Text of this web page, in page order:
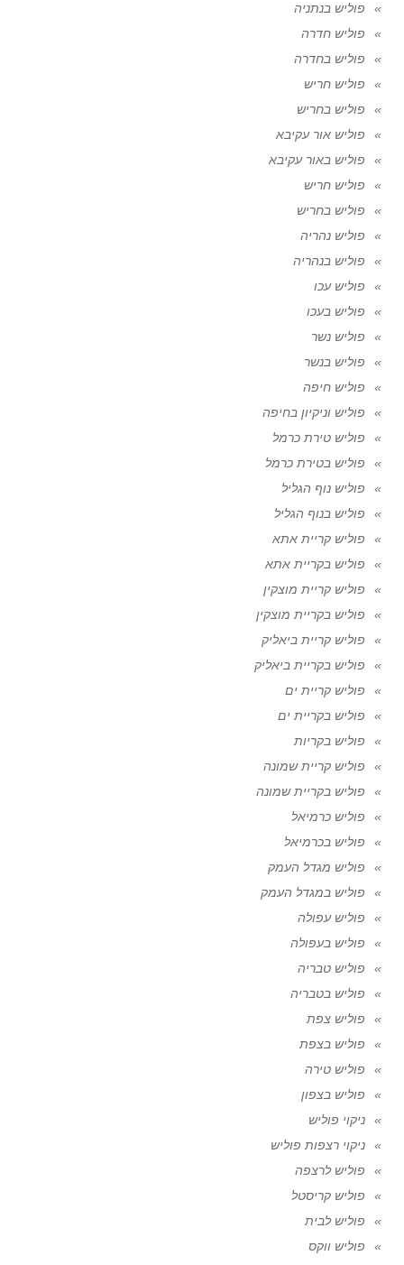
פוליש בנתניה
פוליש חדרה
פוליש בחדרה
פוליש חריש
פוליש בחריש
פוליש אור עקיבא
פוליש באור עקיבא
פוליש חריש
פוליש בחריש
פוליש נהריה
פוליש בנהריה
פוליש עכו
פוליש בעכו
פוליש נשר
פוליש בנשר
פוליש חיפה
פוליש וניקיון בחיפה
פוליש טירת כרמל
פוליש בטירת כרמל
פוליש נוף הגליל
פוליש בנוף הגליל
פוליש קריית אתא
פוליש בקריית אתא
פוליש קריית מוצקין
פוליש בקריית מוצקין
פוליש קריית ביאליק
פוליש בקריית ביאליק
פוליש קריית ים
פוליש בקריית ים
פוליש בקריות
פוליש קריית שמונה
פוליש בקריית שמונה
פוליש כרמיאל
פוליש בכרמיאל
פוליש מגדל העמק
פוליש במגדל העמק
פוליש עפולה
פוליש בעפולה
פוליש טבריה
פוליש בטבריה
פוליש צפת
פוליש בצפת
פוליש טירה
פוליש בצפון
ניקוי פוליש
ניקוי רצפות פוליש
פוליש לרצפה
פוליש קריסטל
פוליש לבית
פוליש ווקס